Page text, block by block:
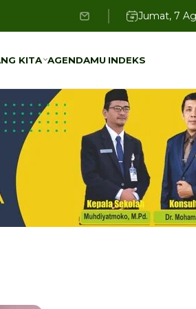
Jumat, 7
KITA AGENDAMU INDEKS